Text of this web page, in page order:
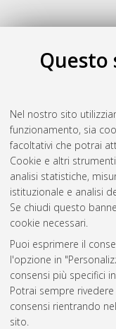
Questo
Nel nostro sito
funzionamento, sia
facoltativi che potrai
Cookie e altri
analisi statistiche,
istituzionale e analisi
Se chiudi questo
cookie necessari.
Puoi esprimere il
l'opzione in
consensi più specifici
Potrai sempre
consensi rientrando
sito.
Atom
Rss 1.0
Rss 2.0